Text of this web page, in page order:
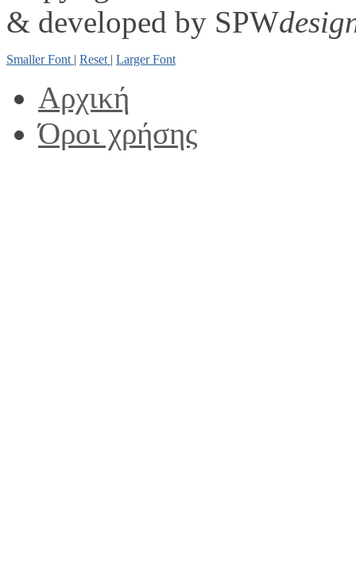
& developed by SPW
Smaller Font | Reset | Larger Font
Αρχική
Όροι χρήσης